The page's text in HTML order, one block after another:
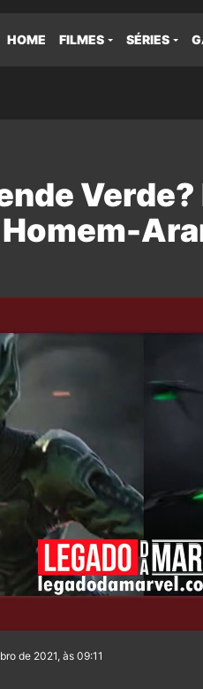
HOME FILMES SÉRIES
de 2021, às 09:11